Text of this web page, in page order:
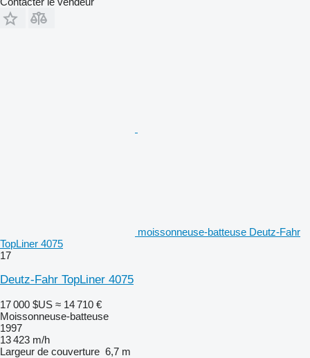
moissonneuse-batteuse Deutz-Fahr
TopLiner 4075
17
Deutz-Fahr TopLiner 4075
17 000 $US ≈ 14 710 €
Moissonneuse-batteuse
1997
13 423 m/h
Largeur de couverture 6,7 m